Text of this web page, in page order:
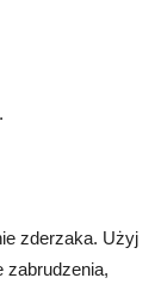
zderzaka. Użyj
zabrudzenia,